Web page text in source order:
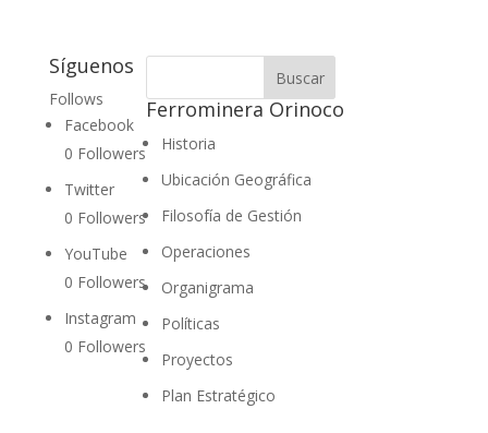
Síguenos
Follows
Facebook
0 Followers
Twitter
0 Followers
YouTube
0 Followers
Instagram
0 Followers
Ferrominera Orinoco
Historia
Ubicación Geográfica
Filosofía de Gestión
Operaciones
Organigrama
Políticas
Proyectos
Plan Estratégico